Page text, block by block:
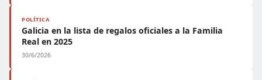
POLÍTICA
Galicia en la lista de regalos oficiales a la Familia
Real en 2025
30/6/2026